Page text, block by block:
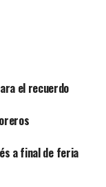
el recuerdo
a final de feria